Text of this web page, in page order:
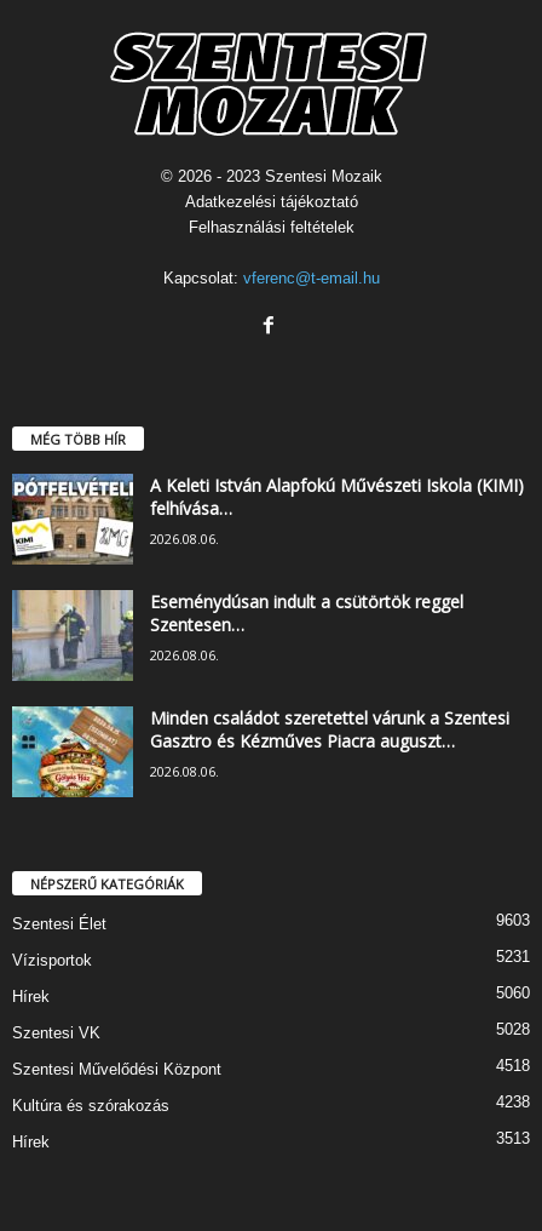
© 2026 - 2023 Szentesi Mozaik
Adatkezelési tájékoztató
Felhasználási feltételek
Kapcsolat: vferenc@t-email.hu
MÉG TÖBB HÍR
A Keleti István Alapfokú Művészeti Iskola (KIMI)
felhívása…
2026.08.06.
Eseménydúsan indult a csütörtök reggel
Szentesen…
2026.08.06.
Minden családot szeretettel várunk a Szentesi
Gasztro és Kézműves Piacra auguszt…
2026.08.06.
NÉPSZERŰ KATEGÓRIÁK
Szentesi Élet 9603
Vízisportok 5231
Hírek 5060
Szentesi VK 5028
Szentesi Művelődési Központ 4518
Kultúra és szórakozás 4238
Hírek 3513